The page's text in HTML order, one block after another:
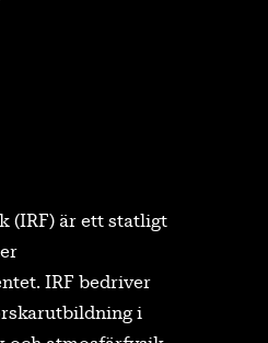
(IRF) är ett statligt
IRF bedriver
i